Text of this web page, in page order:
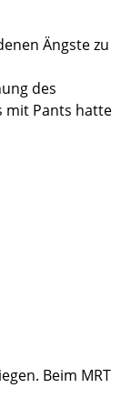
Ängste zu
des
mit Pants hatte
einer
Beim MRT